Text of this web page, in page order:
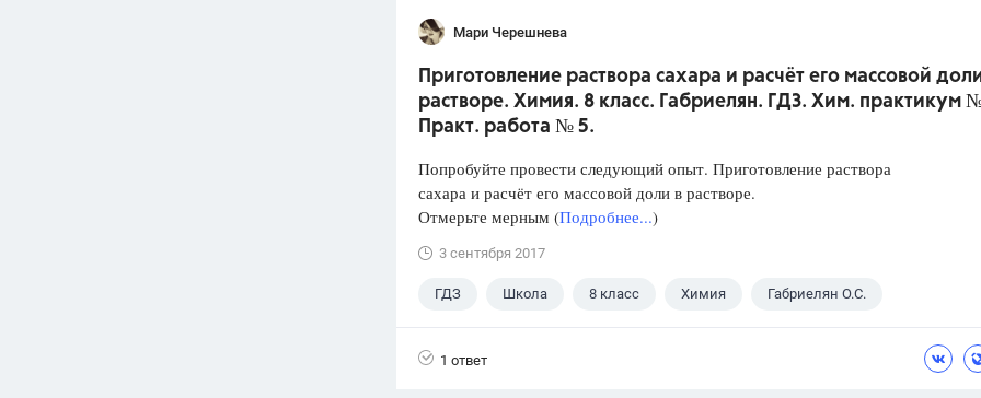
Мари Черешнева
Приготовление раствора сахара и расчёт его массовой
растворе. Химия. 8 класс. Габриелян. ГДЗ. Хим. практикум
Практ. работа № 5.
Попробуйте провести следующий опыт. Приготовление раствора
сахара и расчёт его массовой доли в растворе.
Отмерьте мерным (Подробнее...)
3 сентября 2017
ГДЗ Школа 8 класс Химия Габриелян О.С.
1 ответ